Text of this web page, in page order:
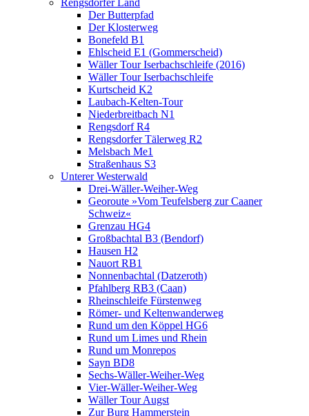
Rengsdorfer Land
Der Butterpfad
Der Klosterweg
Bonefeld B1
Ehlscheid E1 (Gommerscheid)
Wäller Tour Iserbachschleife (2016)
Wäller Tour Iserbachschleife
Kurtscheid K2
Laubach-Kelten-Tour
Niederbreitbach N1
Rengsdorf R4
Rengsdorfer Tälerweg R2
Melsbach Me1
Straßenhaus S3
Unterer Westerwald
Drei-Wäller-Weiher-Weg
Georoute »Vom Teufelsberg zur Caaner
Schweiz«
Grenzau HG4
Großbachtal B3 (Bendorf)
Hausen H2
Nauort RB1
Nonnenbachtal (Datzeroth)
Pfahlberg RB3 (Caan)
Rheinschleife Fürstenweg
Römer- und Keltenwanderweg
Rund um den Köppel HG6
Rund um Limes und Rhein
Rund um Monrepos
Sayn BD8
Sechs-Wäller-Weiher-Weg
Vier-Wäller-Weiher-Weg
Wäller Tour Augst
Zur Burg Hammerstein